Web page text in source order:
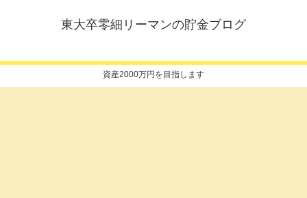
東大卒零細リーマンの貯金ブログ
資産2000万円を目指します